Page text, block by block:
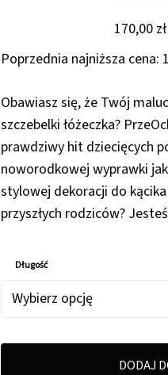
170,00 zł
Poprzednia najniższa cena:
Obawiasz się, że Twój
szczebelki łóżeczka?
prawdziwy hit dziecięcych
noworodkowej wyprawki
stylowej dekoracji do
przyszłych rodziców?
Długość
DODAJ